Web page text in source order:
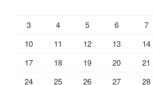
3
4 5 6 7
10
11 12 13 14
17
18 19 20 21
24
25 26 27 28